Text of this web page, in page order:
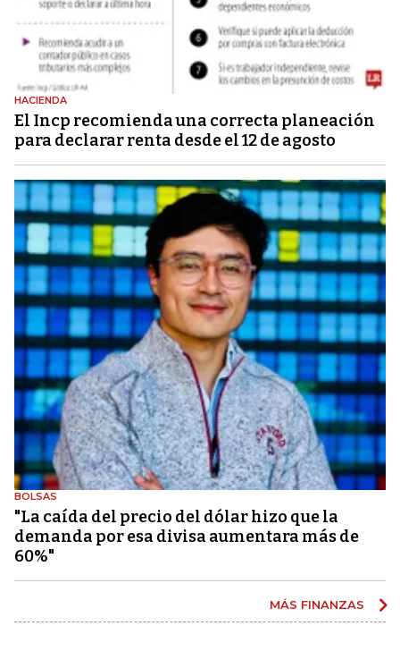
HACIENDA
El Incp recomienda una correcta planeación
para declarar renta desde el 12 de agosto
BOLSAS
"La caída del precio del dólar hizo que la
demanda por esa divisa aumentara más de
60%"
MÁS FINANZAS